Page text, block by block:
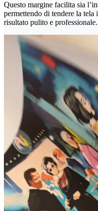
Questo margine facilita sia
permettendo di tendere la
risultato pulito e professionale.